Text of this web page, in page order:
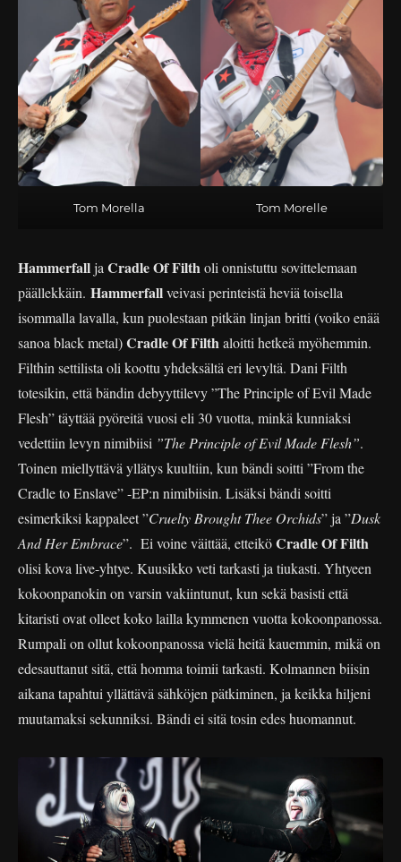
Tom Morella Tom Morelle
HammerfalljaCradle Of Filtholi onnistuttu sovittelemaan
päällekkäin. Hammerfallveivasi perinteistä heviä toisella
isommalla lavalla, kun puolestaan pitkän linjan britti (voiko enää
sanoa black metal)Cradle Of Filthaloitti hetkeä myöhemmin.
Filthin settilista oli koottu yhdeksältä eri levyltä. Dani Filth
totesikin, että bändin debyyttilevy ”The Principle of Evil Made
Flesh” täyttää pyöreitä vuosi eli 30 vuotta, minkä kunniaksi
vedettiin levyn nimibiisi ”The Principle of Evil Made Flesh”.
Toinen miellyttävä yllätys kuultiin, kun bändi soitti ”From the
Cradle to Enslave” -EP:n nimibiisin. Lisäksi bändi soitti
esimerkiksi kappaleet ”Cruelty Brought Thee Orchids” ja ”Dusk
And Her Embrace”. Ei voine väittää, etteiköCradle Of Filth
olisi kova live-yhtye. Kuusikko veti tarkasti ja tiukasti. Yhtyeen
kokoonpanokin on varsin vakiintunut, kun sekä basisti että
kitaristi ovat olleet koko lailla kymmenen vuotta kokoonpanossa.
Rumpali on ollut kokoonpanossa vielä heitä kauemmin, mikä on
edesauttanut sitä, että homma toimii tarkasti. Kolmannen biisin
aikana tapahtui yllättävä sähköjen pätkiminen, ja keikka hiljeni
muutamaksi sekunniksi. Bändi ei sitä tosin edes huomannut.